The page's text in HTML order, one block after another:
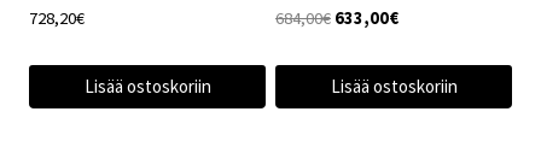
728,20€
Lisää ostoskoriin
684,00€ Alkuperäinen
633,00€Nykyinen
Lisää ostoskoriin